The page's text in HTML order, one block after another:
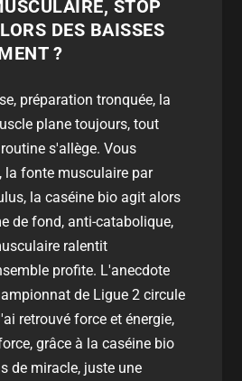
STOP
DES BAISSES
?
préparation tronquée, la
plane toujours, tout
s'allège. Vous
la fonte musculaire par
la caséine bio agit alors
de fond, anti-catabolique,
ralentit
profite. L'anecdote
de Ligue 2 circule
retrouvé force et énergie,
grâce à la caséine bio
de miracle, juste une